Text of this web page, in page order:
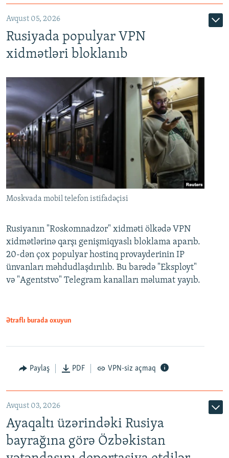
Avqust 05, 2026
Rusiyada populyar VPN
xidmətləri bloklanıb
Moskvada mobil telefon istifadəçisi
Rusiyanın "Roskomnadzor" xidməti ölkədə VPN
xidmətlərinə qarşı genişmiqyaslı bloklama aparıb.
20-dən çox populyar hostinq provayderinin IP
ünvanları məhdudlaşdırılıb. Bu barədə "Eksployt"
və "Agentstvo" Telegram kanalları məlumat yayıb.
Ətraflı burada oxuyun
Paylaş PDF VPN-siz açmaq
Avqust 03, 2026
Ayaqaltı üzərindəki Rusiya
bayrağına görə Özbəkistan